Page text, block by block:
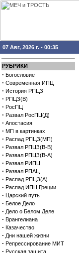
07 Авг, 2026 г. - 00:35
РУБРИКИ
· Богословие
· Современная ИПЦ
· История РПЦЗ
· РПЦЗ(В)
· РосПЦ
· Развал РосПЦ(Д)
· Апостасия
· МП в картинках
· Распад РПЦЗ(МП)
· Развал РПЦЗ(В-В)
· Развал РПЦЗ(В-А)
· Развал РИПЦ
· Развал РПАЦ
· Распад РПЦЗ(А)
· Распад ИПЦ Греции
· Царский путь
· Белое Дело
· Дело о Белом Деле
· Врангелиана
· Казачество
· Дни нашей жизни
· Репрессирование МИТ
· Русская защита